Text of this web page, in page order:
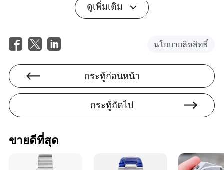
ตอบ: แม้ว่าจะไม่เพิ่มมูลค่าเหมือนนาฬิกาของแท้ แต่นาฬิกา
จำลองคุณภาพสูงสามารถคงรูปลักษณ์และการใช้งานไว้ได้
ชาญฉลาด
นาฬิกาจำลอง?
ตอบ: Made-in-China.com นำเสนอซัพพลายเออร์ที่หลาก
หลายพร้อมบทวิจารณ์ที่โปร่งใสและวิธีการชำระเงินที่
ปลอดภัย ช่วยอำนวยความสะดวกในการซื้อที่ปลอดภัยยิ่งขึ้น
ดูเพิ่มเติม
นโยบายลิขสิทธิ์
กระทู้ก่อนหน้า
กระทู้ถัดไป
ขายดีที่สุด